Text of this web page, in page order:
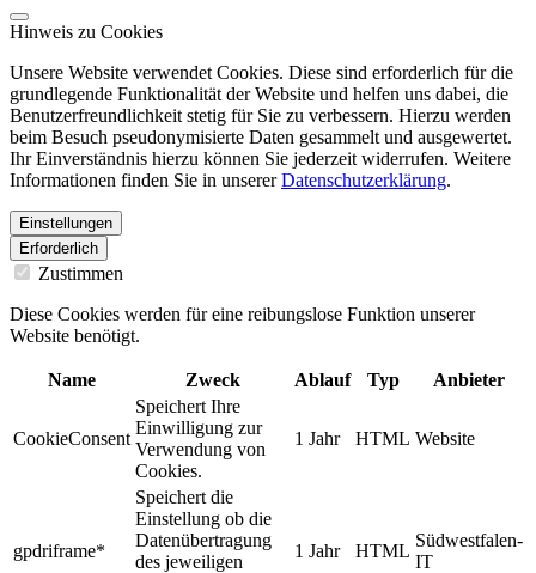
Hinweis zu Cookies
Unsere Website verwendet Cookies. Diese sind erforderlich für die
grundlegende Funktionalität der Website und helfen uns dabei, die
Benutzerfreundlichkeit stetig für Sie zu verbessern. Hierzu werden
beim Besuch pseudonymisierte Daten gesammelt und ausgewertet.
Ihr Einverständnis hierzu können Sie jederzeit widerrufen. Weitere
Informationen finden Sie in unsererDatenschutzerklärung.
Einstellungen
Erforderlich
Zustimmen
Diese Cookies werden für eine reibungslose Funktion unserer
Website benötigt.
Name Zweck Ablauf Typ Anbieter
CookieConsent
Speichert Ihre
Einwilligung zur
Verwendung von
Cookies.
1 Jahr HTML Website
gpdriframe*
Speichert die
Einstellung ob die
Datenübertragung
des jeweiligen
1 Jahr HTML
Südwestfalen-
IT